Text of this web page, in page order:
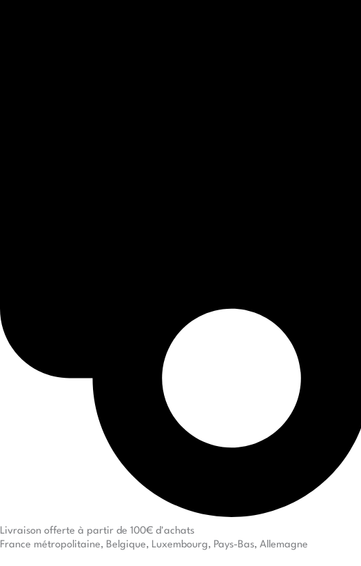
Livraison offerte à partir de 100€ d'achats
France métropolitaine, Belgique, Luxembourg, Pays-Bas, Allemagne